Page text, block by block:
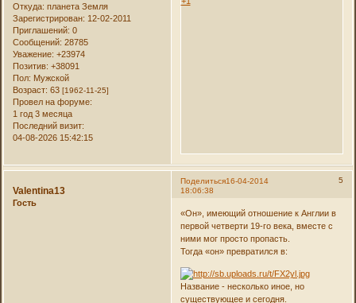
Откуда: планета Земля
Зарегистрирован: 12-02-2011
Приглашений: 0
Сообщений: 28785
Уважение: +23974
Позитив: +38091
Пол: Мужской
Возраст: 63[1962-11-25]
Провел на форуме:
1 год 3 месяца
Последний визит:
04-08-2026 15:42:15
Поделиться 5
16-04-2014
18:06:38
Valentina13
Гость
«Он», имеющий отношение к Англии в
первой четверти 19-го века, вместе с
ними мог просто пропасть.
Тогда «он» превратился в:
Название - несколько иное, но
существующее и сегодня.